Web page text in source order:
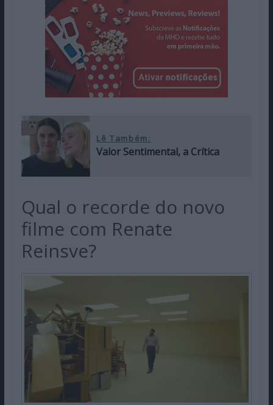
Lê Também:
Valor Sentimental, a Crítica
Qual o recorde do novo
filme com Renate
Reinsve?